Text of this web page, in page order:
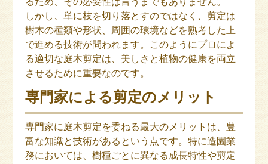
しかし、単に枝を切り落とすのではなく、剪定は
樹木の種類や形状、周囲の環境などを熟考した上
で進める技術が問われます。このようにプロによ
る適切な庭木剪定は、美しさと植物の健康を両立
させるために重要なのです。
専門家による剪定のメリット
専門家に庭木剪定を委ねる最大のメリットは、豊
富な知識と技術があるという点です。特に造園業
務においては、樹種ごとに異なる成長特性や剪定